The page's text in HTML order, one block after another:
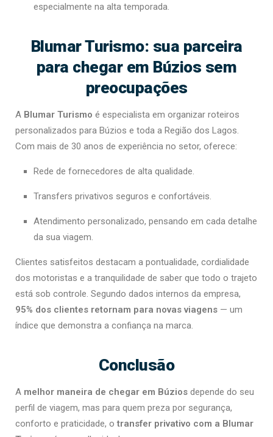
especialmente na alta temporada.
Blumar Turismo: sua parceira
para chegar em Búzios sem
preocupações
A Blumar Turismo é especialista em organizar roteiros
personalizados para Búzios e toda a Região dos Lagos.
Com mais de 30 anos de experiência no setor, oferece:
Rede de fornecedores de alta qualidade.
Transfers privativos seguros e confortáveis.
Atendimento personalizado, pensando em cada detalhe
da sua viagem.
Clientes satisfeitos destacam a pontualidade, cordialidade
dos motoristas e a tranquilidade de saber que todo o trajeto
está sob controle. Segundo dados internos da empresa,
95% dos clientes retornam para novas viagens — um
índice que demonstra a confiança na marca.
Conclusão
A melhor maneira de chegar em Búzios depende do seu
perfil de viagem, mas para quem preza por segurança,
conforto e praticidade, otransfer privativo com a Blumar